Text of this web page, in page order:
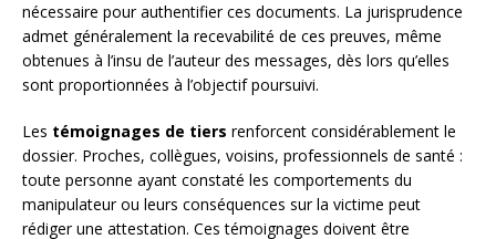
nécessaire pour authentifier ces documents. La jurisprudence
admet généralement la recevabilité de ces preuves, même
obtenues à l’insu de l’auteur des messages, dès lors qu’elles
sont proportionnées à l’objectif poursuivi.
Les témoignages de tiers renforcent considérablement le
dossier. Proches, collègues, voisins, professionnels de santé :
toute personne ayant constaté les comportements du
manipulateur ou leurs conséquences sur la victime peut
rédiger une attestation. Ces témoignages doivent être